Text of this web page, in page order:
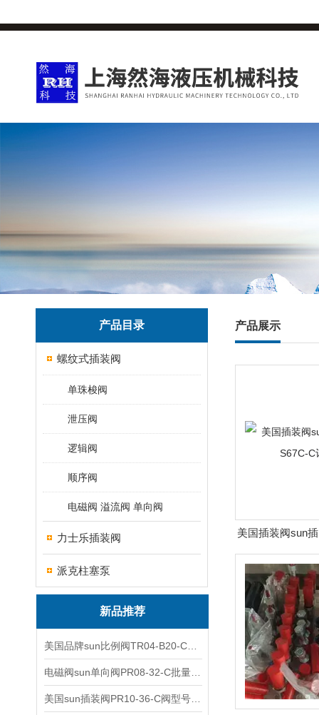
产品目录
螺纹式插装阀
单珠梭阀
泄压阀
逻辑阀
顺序阀
电磁阀 溢流阀 单向阀
力士乐插装阀
派克柱塞泵
新品推荐
产品展示
美国插装阀sun
C订